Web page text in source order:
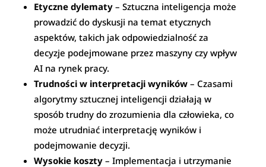
Etyczne dylematy – Sztuczna inteligencja może
prowadzić do dyskusji na temat etycznych
aspektów, takich jak odpowiedzialność za
decyzje podejmowane przez maszyny czy wpływ
AI na rynek pracy.
Trudności w interpretacji wyników – Czasami
algorytmy sztucznej inteligencji działają w
sposób trudny do zrozumienia dla człowieka, co
może utrudniać interpretację wyników i
podejmowanie decyzji.
Wysokie koszty – Implementacja i utrzymanie